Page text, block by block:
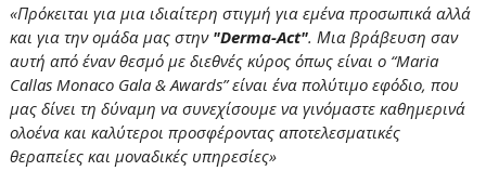
«Πρόκειται για μια ιδιαίτερη στιγμή για εμένα προσωπικά αλλά
και για την ομάδα μας στην "Derma-Act". Μια βράβευση σαν
αυτή από έναν θεσμό με διεθνές κύρος όπως είναι ο “Maria
Callas Monaco Gala & Awards” είναι ένα πολύτιμο εφόδιο, που
μας δίνει τη δύναμη να συνεχίσουμε να γινόμαστε καθημερινά
ολοένα και καλύτεροι προσφέροντας αποτελεσματικές
θεραπείες και μοναδικές υπηρεσίες»